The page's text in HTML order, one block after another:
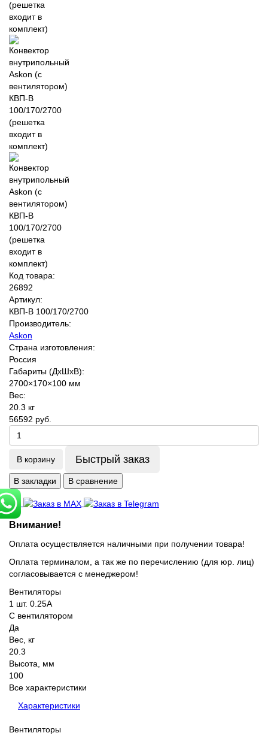
Код товара:
26892
Артикул:
КВП-В 100/170/2700
Производитель:
Askon
Страна изготовления:
Россия
Габариты (ДхШхВ):
2700×170×100 мм
Вес:
20.3 кг
56592 руб.
В корзину Быстрый заказ
В закладки В сравнение
Внимание!
Оплата осуществляется наличными при получении товара!
Оплата терминалом, а так же по перечислению (для юр. лиц)
согласовывается с менеджером!
Вентиляторы
1 шт. 0.25А
С вентилятором
Да
Вес, кг
20.3
Высота, мм
100
Все характеристики
Характеристики
Вентиляторы